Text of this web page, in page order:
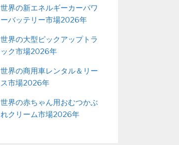
世界の新エネルギーカーパワ
ーバッテリー市場2026年
世界の大型ピックアップトラ
ック市場2026年
世界の商用車レンタル＆リー
ス市場2026年
世界の赤ちゃん用おむつかぶ
れクリーム市場2026年